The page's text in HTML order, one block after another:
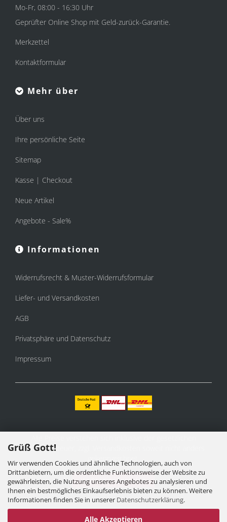
Grüß Gott!
Wir verwenden Cookies und ähnliche Technologien, auch von
Drittanbietern, um die ordentliche Funktionsweise der Website zu
gewährleisten, die Nutzung unseres Angebotes zu analysieren und
Ihnen ein bestmögliches Einkaufserlebnis bieten zu können. Weitere
Informationen finden Sie in unserer Datenschutzerklärung.
Alle Akzeptieren
Mo-Fr, 08:00 - 16:30 Uhr
Geprüfter Online Shop mit Geld-zurück-Garantie.
Merkzettel
Kontaktformular
Mehr über
Über uns
Ihre persönliche Seite
Sitemap
Kasse | Checkout
Neue Artikel
Angebote - Sale%
Informationen
Widerrufsrecht & Muster-Widerrufsformular
Liefer- und Versandkosten
AGB
Privatsphäre und Datenschutz
Impressum
Mehrwertsteuer, zzgl.
gekennzeichnet.
Vertrag widerrufen